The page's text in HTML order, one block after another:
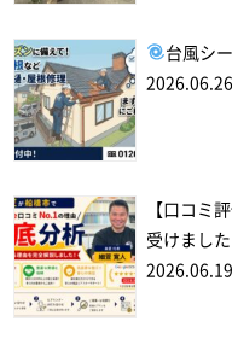
台風シ
2026.06.26
【口コミ
受けました
2026.06.19